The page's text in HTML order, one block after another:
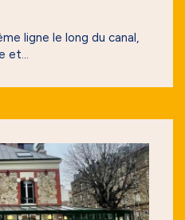
ligne le long du canal,
et...